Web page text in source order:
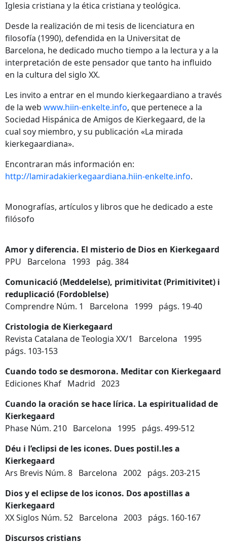
Iglesia cristiana y la ética cristiana y teológica.
Desde la realización de mi tesis de licenciatura en
filosofía (1990), defendida en la Universitat de
Barcelona, he dedicado mucho tiempo a la lectura y a la
interpretación de este pensador que tanto ha influido
en la cultura del siglo XX.
Les invito a entrar en el mundo kierkegaardiano a través
de la web www.hiin-enkelte.info, que pertenece a la
Sociedad Hispánica de Amigos de Kierkegaard, de la
cual soy miembro, y su publicación «La mirada
kierkegaardiana».
Encontraran más información en:
http://lamiradakierkegaardiana.hiin-enkelte.info.
Monografías, artículos y libros que he dedicado a este
filósofo
Amor y diferencia. El misterio de Dios en Kierkegaard
PPU Barcelona 1993 pág. 384
Comunicació (Meddelelse), primitivitat (Primitivitet) i
reduplicació (Fordoblelse)
Comprendre Núm. 1 Barcelona 1999 págs. 19-40
Cristologia de Kierkegaard
Revista Catalana de Teologia XX/1 Barcelona 1995
págs. 103-153
Cuando todo se desmorona. Meditar con Kierkegaard
Ediciones Khaf Madrid 2023
Cuando la oración se hace lírica. La espiritualidad de
Kierkegaard
Phase Núm. 210 Barcelona 1995 págs. 499-512
Déu i l’eclipsi de les icones. Dues postil.les a
Kierkegaard
Ars Brevis Núm. 8 Barcelona 2002 págs. 203-215
Dios y el eclipse de los iconos. Dos apostillas a
Kierkegaard
XX Siglos Núm. 52 Barcelona 2003 págs. 160-167
Discursos cristians